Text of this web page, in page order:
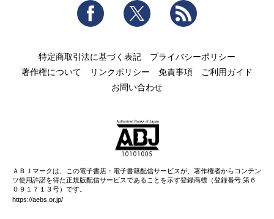
Facebook Twitter
特定商取引法に基づく表記
プライバシーポリシー
著作権について
リンクポリシー 免責事項
ご利用ガイド
お問い合わせ
ＡＢＪマークは、この電子書店・電子書籍配信サービスが、著作権者からコンテン
ツ使用許諾を得た正規版配信サービスであることを示す登録商標（登録番号 第６
０９１７１３号）です。
https://aebs.or.jp/